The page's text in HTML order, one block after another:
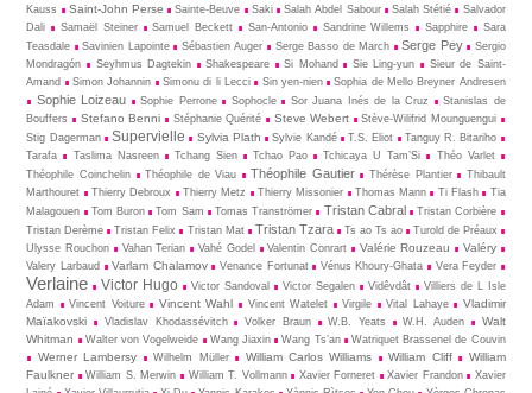
Kauss
Saint-John Perse Sainte-Beuve Saki Salah Abdel Sabour Salah Stétié
Salvador
Dali
Samaël Steiner Samuel Beckett San-Antonio Sandrine Willems Sapphire
Sara
Teasdale
Savinien Lapointe Sébastien Auger Serge Basso de March Serge Pey
Sergio
Mondragón
Seyhmus Dagtekin Shakespeare Si Mohand Sie Ling-yun
Sieur de Saint-
Amand
Simon Johannin Simonu di li Lecci Sin yen-nien Sophia de Mello Breyner Andresen
Sophie Loizeau Sophie Perrone Sophocle Sor Juana Inés de la Cruz
Stanislas de
Bouffers
Stefano Benni Stéphanie Quérité Steve Webert
Stève-Wilifrid Mounguengui
Stig Dagerman
Supervielle Sylvia Plath Sylvie Kandé T.S. Eliot
Tanguy R. Bitariho
Tarafa
Taslima Nasreen Tchang Sien Tchao Pao Tchicaya U Tam’Si
Théo Varlet
Théophile Coinchelin
Théophile de Viau Théophile Gautier Thérèse Plantier
Thibault
Marthouret
Thierry Debroux Thierry Metz Thierry Missonier Thomas Mann Ti Flash
Tia
Malagouen
Tom Buron Tom Sam Tomas Tranströmer Tristan Cabral
Tristan Corbière
Tristan Derème
Tristan Felix Tristan Mat Tristan Tzara Ts ao Ts ao
Turold de Préaux
Ulysse Rouchon
Vahan Terian Vahé Godel Valentin Conrart Valérie Rouzeau Valéry
Valery Larbaud Varlam Chalamov Venance Fortunat Vénus Khoury-Ghata Vera Feyder
Verlaine Victor Hugo Victor Sandoval Victor Segalen Vidêvdât
Villiers de L Isle
Adam
Vincent Voiture Vincent Wahl Vincent Watelet Virgile Vital Lahaye
Vladimir
Maïakovski
Vladislav Khodassévitch Volker Braun W.B. Yeats W.H. Auden
Walt
Whitman
Walter von Vogelweide Wang Jiaxin Wang Ts’an Watriquet Brassenel de Couvin
Werner Lambersy Wilhelm Müller William Carlos Williams William Cliff
William
Faulkner
William S. Merwin William T. Vollmann Xavier Forneret Xavier Frandon
Xavier